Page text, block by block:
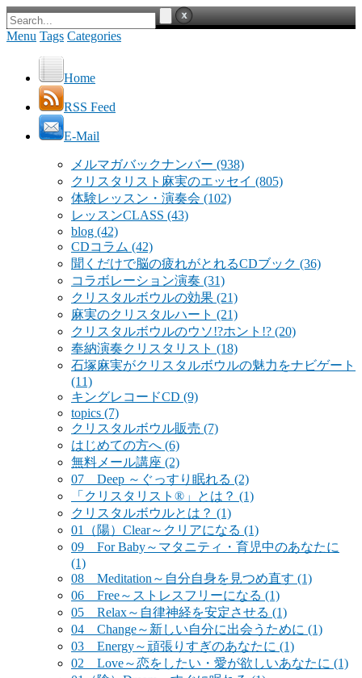
Menu Tags Categories
Home
RSS Feed
E-Mail
メルマガバックナンバー (938)
クリスタリスト麻実のエッセイ (805)
体験レッスン・演奏会 (102)
レッスンCLASS (43)
blog (42)
CDコラム (42)
聞くだけで脳の疲れがとれるCDブック (36)
コラボレーション演奏 (31)
クリスタルボウルの効果 (21)
麻実のクリスタルハート (21)
クリスタルボウルのウソ!?ホント!? (20)
奉納演奏クリスタリスト (18)
石塚麻実がクリスタルボウルの魅力をナビゲート
(11)
キングレコードCD (9)
topics (7)
クリスタルボウル販売 (7)
はじめての方へ (6)
無料メール講座 (2)
07 Deep ～ぐっすり眠れる (2)
「クリスタリスト®」とは？ (1)
クリスタルボウルとは？ (1)
01（陽）Clear～クリアになる (1)
09 For Baby～マタニティ・育児中のあなたに
(1)
08 Meditation～自分自身を見つめ直す (1)
06 Free～ストレスフリーになる (1)
05 Relax～自律神経を安定させる (1)
04 Change～新しい自分に出会うために (1)
03 Energy～頑張りすぎのあなたに (1)
02 Love～恋をしたい・愛が欲しいあなたに (1)